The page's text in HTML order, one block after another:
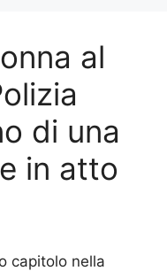
al
di una
in atto
capitolo nella